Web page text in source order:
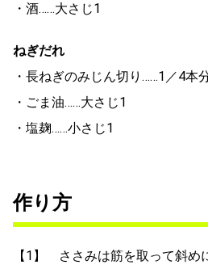
・酒……大さじ1
ねぎだれ
・長ねぎのみじん切り……1／4本
・ごま油……大さじ1
・塩麹……小さじ1
作り方
【1】 ささみは筋を取って斜め